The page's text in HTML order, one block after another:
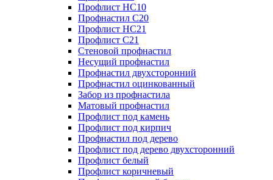
Профлист НС10
Профнастил С20
Профлист НС21
Профлист С21
Стеновой профнастил
Несущий профнастил
Профнастил двухсторонний
Профнастил оцинкованный
Забор из профнастила
Матовый профнастил
Профлист под камень
Профлист под кирпич
Профнастил под дерево
Профлист под дерево двухсторонний
Профлист белый
Профлист коричневый